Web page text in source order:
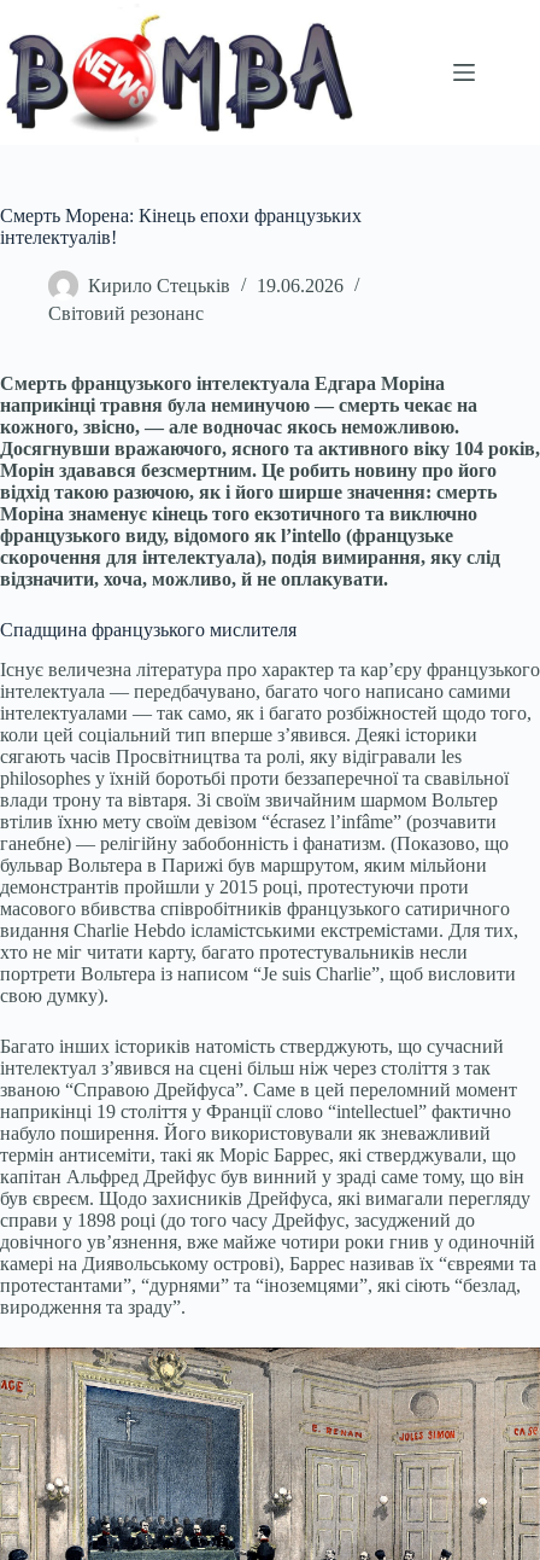
вмісту
Смерть Морена: Кінець епохи французьких
інтелектуалів!
Кирило Стецьків
19.06.2026
Світовий резонанс
Смерть французького інтелектуала Едгара Моріна
наприкінці травня була неминучою — смерть чекає на
кожного, звісно, — але водночас якось неможливою.
Досягнувши вражаючого, ясного та активного віку 104 років,
Морін здавався безсмертним. Це робить новину про його
відхід такою разючою, як і його ширше значення: смерть
Моріна знаменує кінець того екзотичного та виключно
французького виду, відомого як l’intello (французьке
скорочення для інтелектуала), подія вимирання, яку слід
відзначити, хоча, можливо, й не оплакувати.
Спадщина французького мислителя
Існує величезна література про характер та кар’єру французького
інтелектуала — передбачувано, багато чого написано самими
інтелектуалами — так само, як і багато розбіжностей щодо того,
коли цей соціальний тип вперше з’явився. Деякі історики
сягають часів Просвітництва та ролі, яку відігравали les
philosophes у їхній боротьбі проти беззаперечної та свавільної
влади трону та вівтаря. Зі своїм звичайним шармом Вольтер
втілив їхню мету своїм девізом “écrasez l’infâme” (розчавити
ганебне) — релігійну забобонність і фанатизм. (Показово, що
бульвар Вольтера в Парижі був маршрутом, яким мільйони
демонстрантів пройшли у 2015 році, протестуючи проти
масового вбивства співробітників французького сатиричного
видання Charlie Hebdo ісламістськими екстремістами. Для тих,
хто не міг читати карту, багато протестувальників несли
портрети Вольтера із написом “Je suis Charlie”, щоб висловити
свою думку).
Багато інших істориків натомість стверджують, що сучасний
інтелектуал з’явився на сцені більш ніж через століття з так
званою “Справою Дрейфуса”. Саме в цей переломний момент
наприкінці 19 століття у Франції слово “intellectuel” фактично
набуло поширення. Його використовували як зневажливий
термін антисеміти, такі як Моріс Баррес, які стверджували, що
капітан Альфред Дрейфус був винний у зраді саме тому, що він
був євреєм. Щодо захисників Дрейфуса, які вимагали перегляду
справи у 1898 році (до того часу Дрейфус, засуджений до
довічного ув’язнення, вже майже чотири роки гнив у одиночній
камері на Диявольському острові), Баррес називав їх “євреями та
протестантами”, “дурнями” та “іноземцями”, які сіють “безлад,
виродження та зраду”.